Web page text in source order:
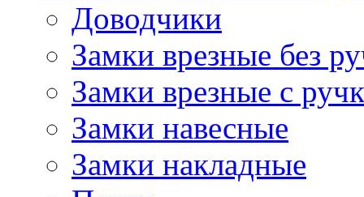
Доводчики
Замки врезные без
Замки врезные с
Замки навесные
Замки накладные